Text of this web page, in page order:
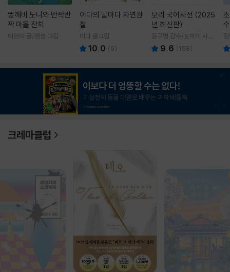
똥깨비 도니와 반짝반
짝 마을 잔치
이현아 글/핸짱 그림
이다의 날마다 자연관
찰
이다 글그림
10.0 (9)
보리 국어사전 (2025
년 최신판)
윤구병 감수/토박이 사전
편찬실 편
9.6 (158)
크레마클럽